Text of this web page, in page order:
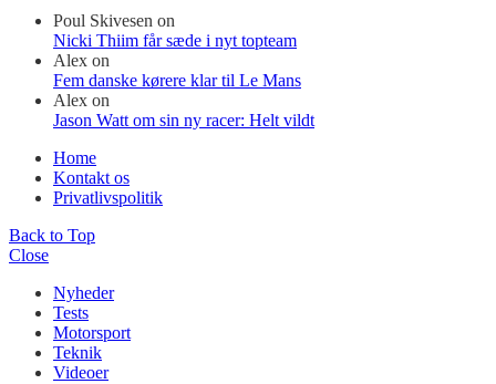
Poul Skivesen on
Nicki Thiim får sæde i nyt topteam
Alex on
Fem danske kørere klar til Le Mans
Alex on
Jason Watt om sin ny racer: Helt vildt
Home
Kontakt os
Privatlivspolitik
Back to Top
Close
Nyheder
Tests
Motorsport
Teknik
Videoer